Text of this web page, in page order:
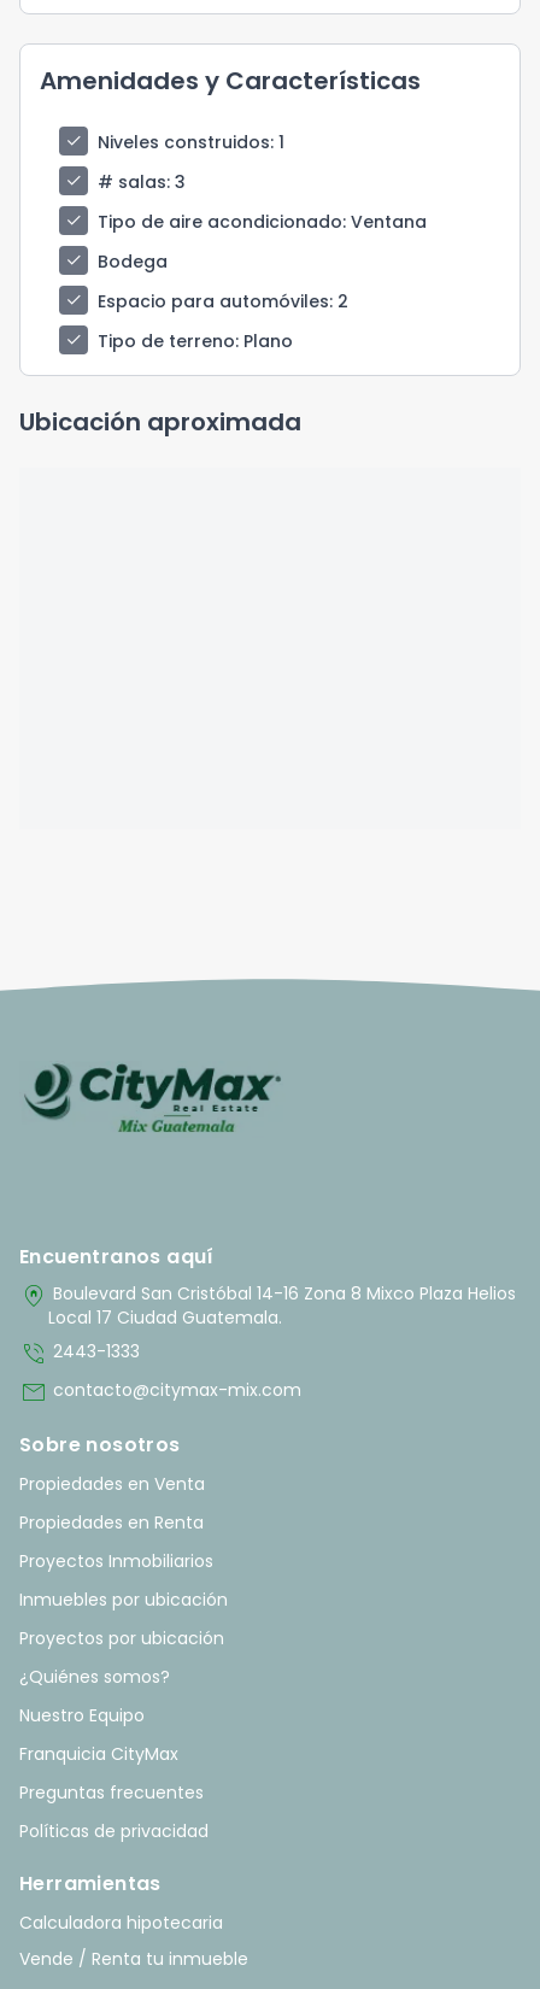
Amenidades y Características
check Niveles construidos: 1
check
# salas: 3
check
Tipo de aire acondicionado: Ventana
check
Bodega
check
Espacio para automóviles: 2
check
Tipo de terreno: Plano
Ubicación aproximada
Encuentranos aquí
home_pin Boulevard San Cristóbal 14-16 Zona 8 Mixco Plaza Helios
Local 17 Ciudad Guatemala.
phone_in_talk 2443-1333
mail contacto@citymax-mix.com
Sobre nosotros
Propiedades en Venta
Propiedades en Renta
Proyectos Inmobiliarios
Inmuebles por ubicación
Proyectos por ubicación
¿Quiénes somos?
Nuestro Equipo
Franquicia CityMax
Preguntas frecuentes
Políticas de privacidad
Herramientas
Calculadora hipotecaria
Vende / Renta tu inmueble